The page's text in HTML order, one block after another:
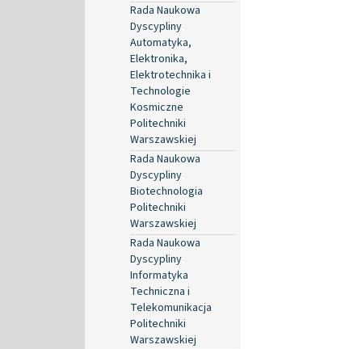
Rada Naukowa
Dyscypliny
Automatyka,
Elektronika,
Elektrotechnika i
Technologie
Kosmiczne
Politechniki
Warszawskiej
Rada Naukowa
Dyscypliny
Biotechnologia
Politechniki
Warszawskiej
Rada Naukowa
Dyscypliny
Informatyka
Techniczna i
Telekomunikacja
Politechniki
Warszawskiej